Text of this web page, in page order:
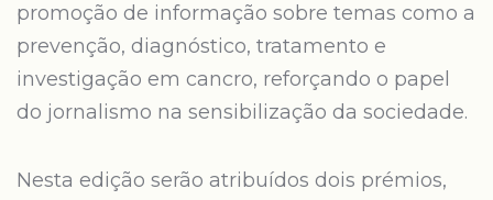
promoção de informação sobre temas como a
prevenção, diagnóstico, tratamento e
investigação em cancro, reforçando o papel
do jornalismo na sensibilização da sociedade.
Nesta edição serão atribuídos dois prémios,